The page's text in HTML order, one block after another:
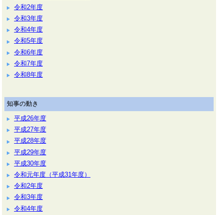
令和2年度
令和3年度
令和4年度
令和5年度
令和6年度
令和7年度
令和8年度
知事の動き
平成26年度
平成27年度
平成28年度
平成29年度
平成30年度
令和元年度（平成31年度）
令和2年度
令和3年度
令和4年度